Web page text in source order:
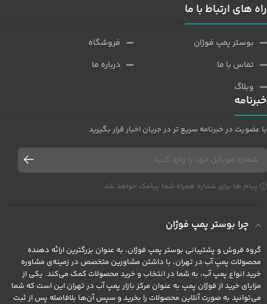
راه های ارتباط با ما
بوستر پمپ فوژان
تماس با ما
وبلاگ
فروشگاه
درباره ما
خبرنامه
با عضویت در خبرنامه سریع تر در جریان اخبار قرار بگیرید .
پیام ها برای شماره همراه شما پیامک خواهد شد
چرا بوستر پمپ فوژان
گروه فروش و پشتیبانی بوستر پمپ فوژان، به عنوان بزرگترین ارائه دهنده
محصولات پمپ آب در تهران، با داشتن مشاورین متخصص در زمینه‌ی مشاوره
خرید انواع پمپ آب، به شما در انتخاب و خرید محصولات کمک می‌کند. یکی از
مزایای خرید از فوژان پمپ به عنوان مرکز بازار پمپ آب در تهران این است که شما
می‌توانید به صورت آنلاین محصولات را بخرید و سپس آن‌ها بلافاصله پس از ثبت